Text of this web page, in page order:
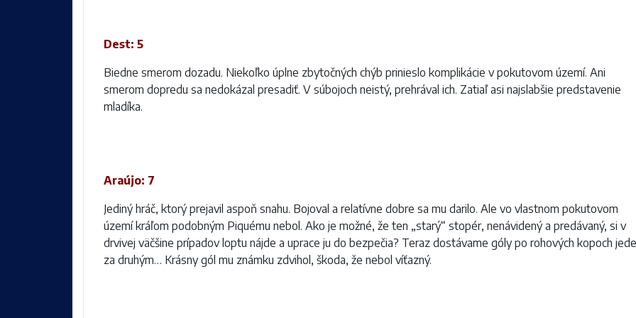
Dest: 5
Biedne smerom dozadu. Niekoľko úplne zbytočných chýb prinieslo komplikácie v pokutovom území. Ani
smerom dopredu sa nedokázal presadiť. V súbojoch neistý, prehrával ich. Zatiaľ asi najslabšie predstavenie
mladíka.
Araújo: 7
Jediný hráč, ktorý prejavil aspoň snahu. Bojoval a relatívne dobre sa mu darilo. Ale vo vlastnom pokutovom
území kráľom podobným Piquému nebol. Ako je možné, že ten „starý“ stopér, nenávidený a predávaný, si v
drvivej väčšine prípadov loptu nájde a uprace ju do bezpečia? Teraz dostávame góly po rohových kopoch
za druhým… Krásny gól mu známku zdvihol, škoda, že nebol víťazný.